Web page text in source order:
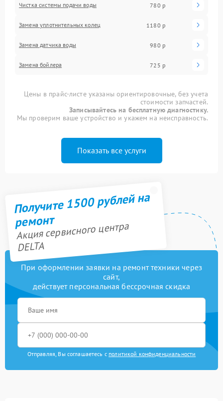
Чистка системы подачи воды 780 р
Замена уплотнительных колец 1180 р
Замена датчика воды 980 р
Замена бойлера 725 р
Цены в прайс-листе указаны ориентировочные, без учета
стоимости запчастей.
Записывайтесь на бесплатную диагностику.
Мы проверим ваше устройство и укажем на неисправность.
Показать все услуги
Получите 1500 рублей на
ремонт
Акция сервисного центра
DELTA
При оформлении заявки на ремонт техники через
сайт,
действует персональная бессрочная скидка
Отправляя, Вы соглашаетесь с политикой конфиденциальности